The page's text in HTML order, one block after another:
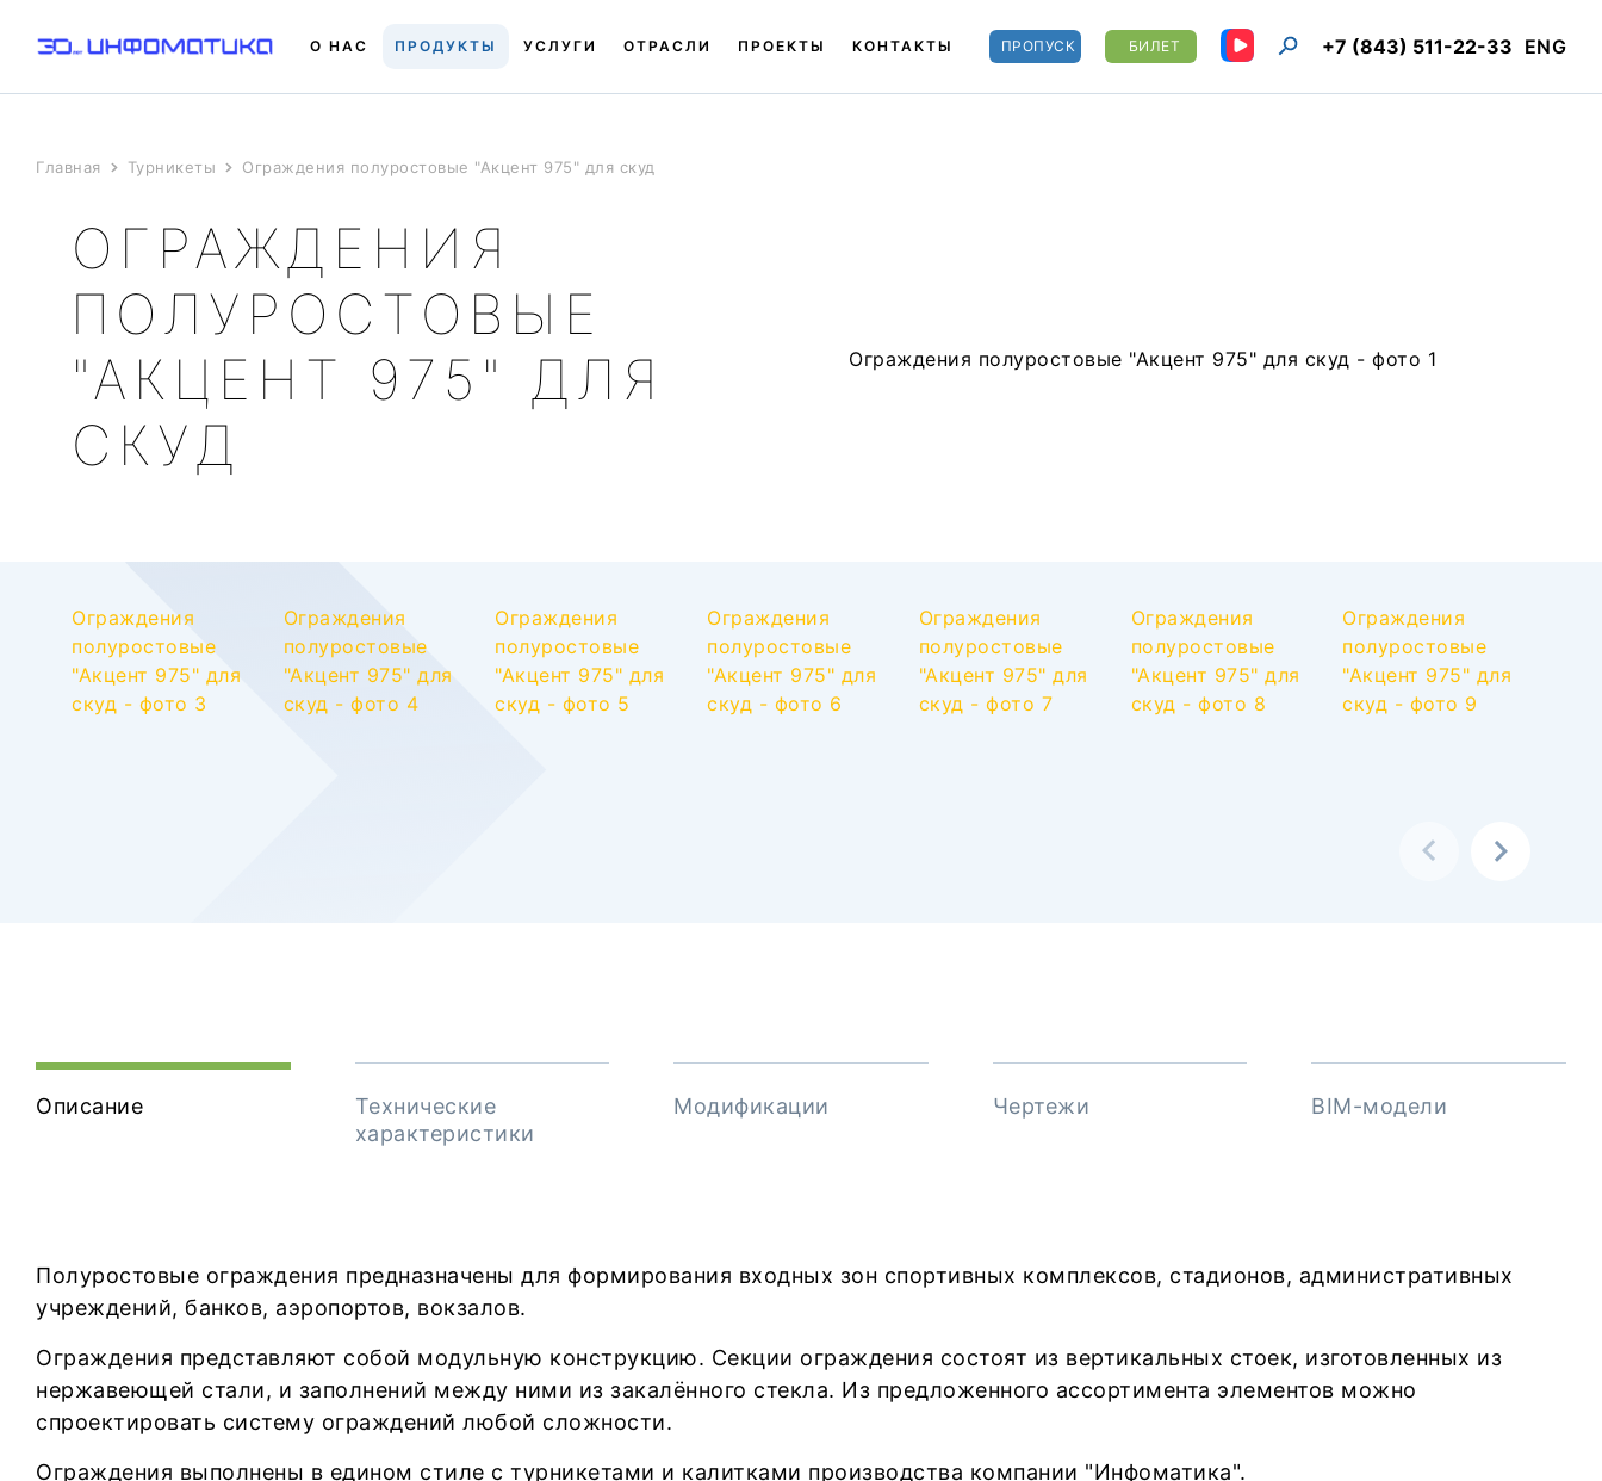
О НАС ПРОДУКТЫ УСЛУГИ ОТРАСЛИ ПРОЕКТЫ КОНТАКТЫ ПРОПУСК БИЛЕТ +7 (843) 511-22-33 ENG
Главная Турникеты Ограждения полуростовые "Акцент 975" для скуд
ОГРАЖДЕНИЯ
ПОЛУРОСТОВЫЕ
"АКЦЕНТ 975" ДЛЯ
СКУД
Описание
Технические
характеристики
Модификации Чертежи BIM-модели
Полуростовые ограждения предназначены для формирования входных зон спортивных комплексов, стадионов, административных
учреждений, банков, аэропортов, вокзалов.
Ограждения представляют собой модульную конструкцию. Секции ограждения состоят из вертикальных стоек, изготовленных из
нержавеющей стали, и заполнений между ними из закалённого стекла. Из предложенного ассортимента элементов можно
спроектировать систему ограждений любой сложности.
Ограждения выполнены в едином стиле с турникетами и калитками производства компании "Инфоматика".